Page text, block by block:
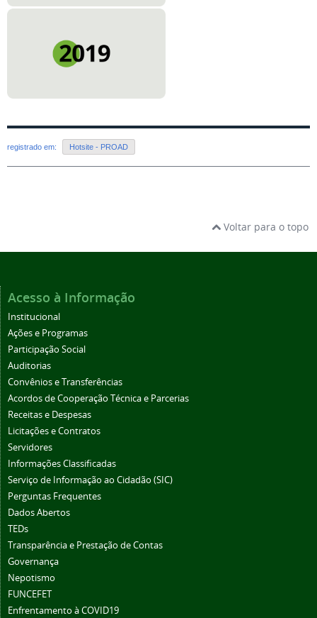
registrado em: Hotsite - PROAD
Voltar para o topo
Acesso à Informação
Institucional
Ações e Programas
Participação Social
Auditorias
Convênios e Transferências
Acordos de Cooperação Técnica e Parcerias
Receitas e Despesas
Licitações e Contratos
Servidores
Informações Classificadas
Serviço de Informação ao Cidadão (SIC)
Perguntas Frequentes
Dados Abertos
TEDs
Transparência e Prestação de Contas
Governança
Nepotismo
FUNCEFET
Enfrentamento à COVID19